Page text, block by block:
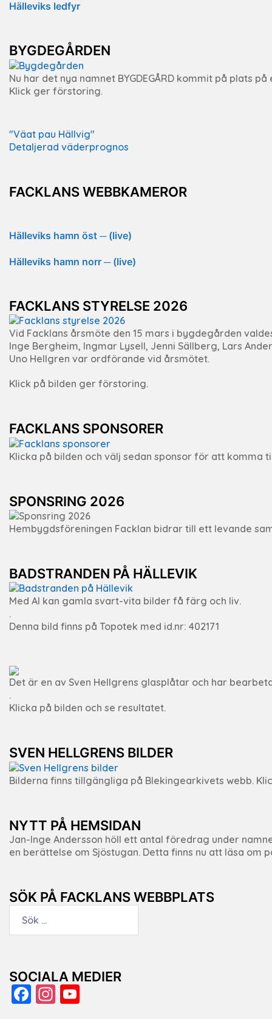
Hälleviks ledfyr
BYGDEGÅRDEN
Nu har det nya namnet BYGDEGÅRD kommit på plats
Klick ger förstoring.
"Väat pau Hällvig"
Detaljerad väderprognos
FACKLANS WEBBKAMEROR
Hälleviks hamn öst ─ (live)
Hälleviks hamn norr ─ (live)
FACKLANS STYRELSE 2026
Vid Facklans årsmöte den 15 mars i bygdegården
Inge Bergheim, Ingmar Lysell, Jenni Sällberg, Lars
Uno Hellgren var ordförande vid årsmötet.
Klick på bilden ger förstoring.
FACKLANS SPONSORER
Klicka på bilden och välj sedan sponsor för att komma
SPONSRING 2026
Hembygdsföreningen Facklan bidrar till ett levande
BADSTRANDEN PÅ HÄLLEVIK
Med AI kan gamla svart-vita bilder få färg och liv.
.
Denna bild finns på Topotek med id.nr: 402171
Det är en av Sven Hellgrens glasplåtar och har
.
Klicka på bilden och se resultatet.
SVEN HELLGRENS BILDER
Bilderna finns tillgängliga på Blekingearkivets webb.
NYTT PÅ HEMSIDAN
Jan-Inge Andersson höll ett antal föredrag under
en berättelse om Sjöstugan. Detta finns nu att läsa om
SÖK PÅ FACKLANS WEBBPLATS
efter:
SOCIALA MEDIER
Facebook
Instagram